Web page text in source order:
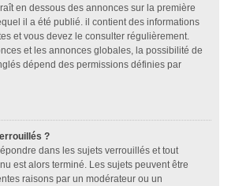
en dessous des annonces sur la première
il a été publié. il contient des informations
et vous devez le consulter régulièrement.
et les annonces globales, la possibilité de
dépend des permissions définies par
?
dans les sujets verrouillés et tout
est alors terminé. Les sujets peuvent être
raisons par un modérateur ou un